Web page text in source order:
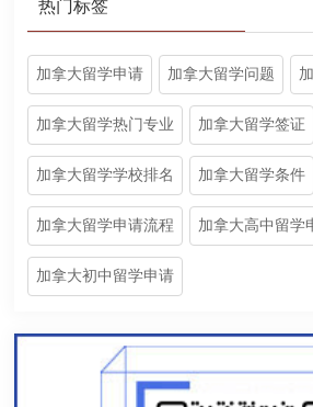
热门标签
加拿大留学申请 加拿大留学问题
加拿大留学热门专业 加拿大留学签证
加拿大留学学校排名 加拿大留学条件
加拿大留学申请流程 加拿大高中留学
加拿大初中留学申请